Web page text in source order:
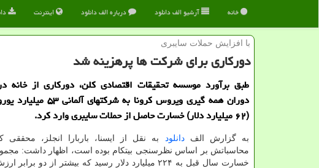
خانه آرشیو الف دانلود درباره الف دانلود اینترنت
با افزایش حملات سایبری
دورکاری برای شرکت ها پرهزینه شد
طبق برآورد موسسه تحقیقات اقتصادی کلن، دورکاری از خانه
دوران همه گیری ویروس کرونا به شرکتهای آلمانی ۵۳
(۶۲ میلیارد دلار) خسارت حاصل از حملات سایبری وارد کرد.
به گزارش الفدانلود به نقل از ایسنا، باربارا انجلز، محققی
محاسباتش بر اساس نظرسنجی بیتکام بوده است، اظهار داشت:
خسارت سال قبل به ۲۲۴ میلیارد دلار رسید که بیشتر از دو برابر